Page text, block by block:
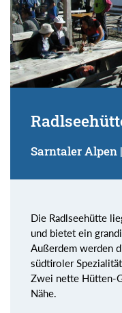
Sarntaler Alpen
Die Radlseehütte
und bietet ein
Außerdem werden
südtiroler
Zwei nette Hütten-
Nähe.